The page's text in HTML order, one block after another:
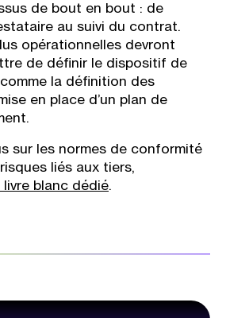
de bout en bout : de
au suivi du contrat.
opérationnelles devront
de définir le dispositif de
la définition des
en place d’un plan de
sur les normes de conformité
liés aux tiers,
blanc dédié.